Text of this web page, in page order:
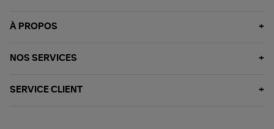
À PROPOS
NOS SERVICES
SERVICE CLIENT